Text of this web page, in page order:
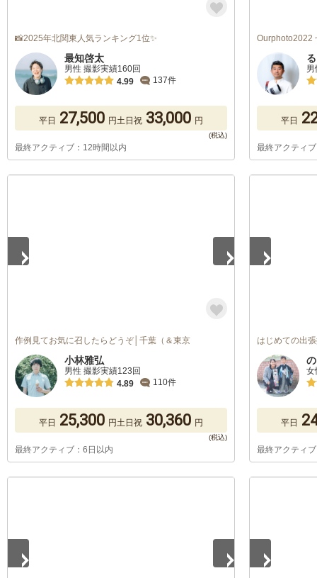
📸2025年北関東人気ランキング1位✨
最知啓太
男性 撮影実績160回
4.99
137件
平日 27,500 円土日祝 33,000 円
最終アクティブ：12時間以内
Ourphoto2022
平日
最終アクティ
作例見てお気に召したらどうぞ│千葉（＆東京
小林雅弘
男性 撮影実績123回
4.89
110件
平日 25,300 円土日祝 30,360 円
最終アクティブ：6日以内
はじめての出
女
平日
最終アクティ